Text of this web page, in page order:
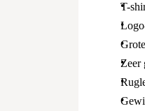
T-
Zeer